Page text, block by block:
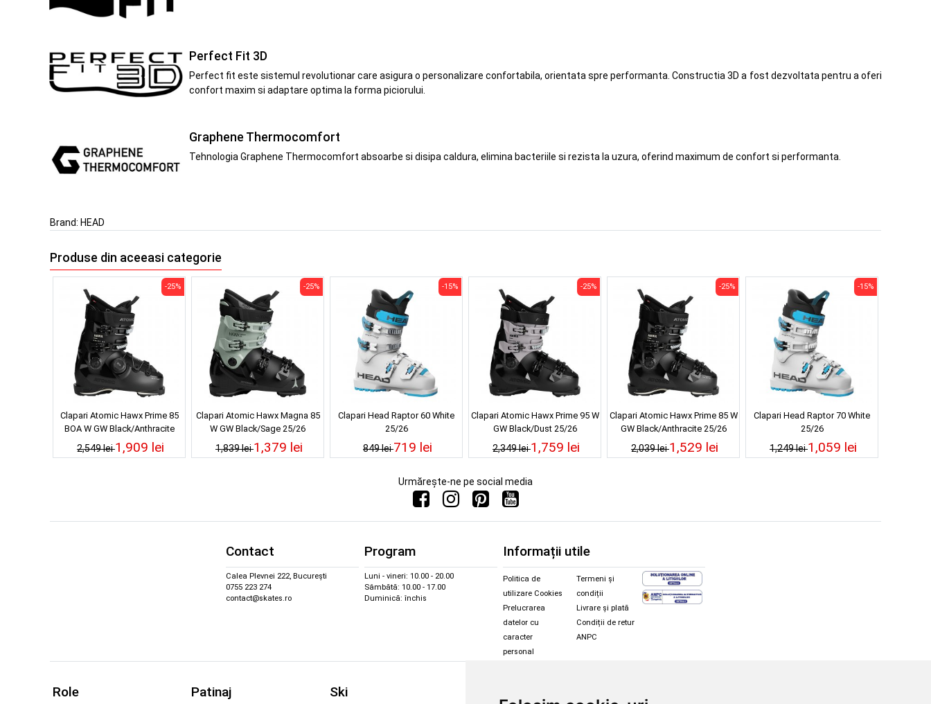
Perfect Fit 3D
Perfect fit este sistemul revolutionar care asigura o personalizare confortabila, orientata spre performanta. Constructia 3D a fost dezvoltata pentru a oferi
confort maxim si adaptare optima la forma piciorului.
Graphene Thermocomfort
Tehnologia Graphene Thermocomfort absoarbe si disipa caldura, elimina bacteriile si rezista la uzura, oferind maximum de confort si performanta.
Brand: HEAD
Produse din aceeasi categorie
Clapari Atomic Hawx Prime 85
BOA W GW Black/Anthracite
25/26
2,549 lei
-25%
1,909 lei
Clapari Atomic Hawx Magna 85
W GW Black/Sage 25/26
1,839 lei
-25%
1,379 lei
Clapari Head Raptor 60 White
25/26
849 lei
-15%
719 lei
Clapari Atomic Hawx Prime 95 W
GW Black/Dust 25/26
2,349 lei
-25%
1,759 lei
Clapari Atomic Hawx Prime 85 W
GW Black/Anthracite 25/26
2,039 lei
-25%
1,529 lei
Clapari Head Raptor 70 White
25/26
1,249 lei
-15%
1,059 lei
Urmărește-ne pe social media
Contact
Calea Plevnei 222, București
0755 223 274
contact@skates.ro
Program
Luni - vineri: 10.00 - 20.00
Sâmbătă: 10.00 - 17.00
Duminică: închis
Informații utile
Politica de
utilizare Cookies
Prelucrarea
datelor cu
caracter
personal
Termeni și
condiții
Livrare și plată
Condiții de retur
ANPC
Role Patinaj Ski